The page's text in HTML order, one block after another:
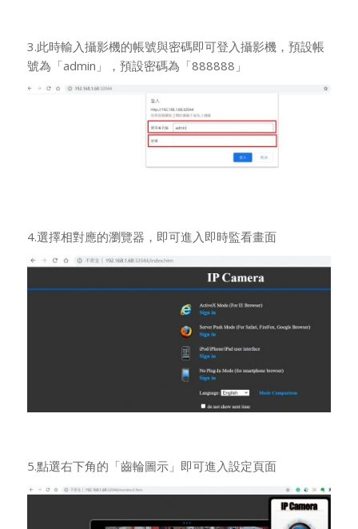
3.此時輸入攝影機的帳號與密碼即可登入攝影機，預設帳
號為「admin」，預設密碼為「888888」
4.選擇相對應的瀏覽器，即可進入即時監看畫面
5.點選右下角的「齒輪圖示」即可進入設定頁面